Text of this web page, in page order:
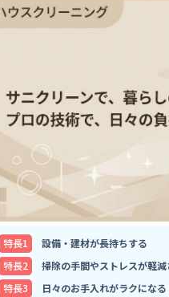
特⻑1
設備・建材が長持ちする
特⻑2
掃除の手間やストレスが軽減
特⻑3
日々のお手入れがラクになる